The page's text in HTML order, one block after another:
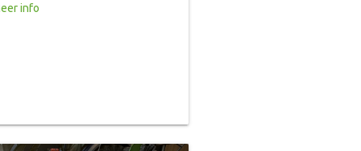
info